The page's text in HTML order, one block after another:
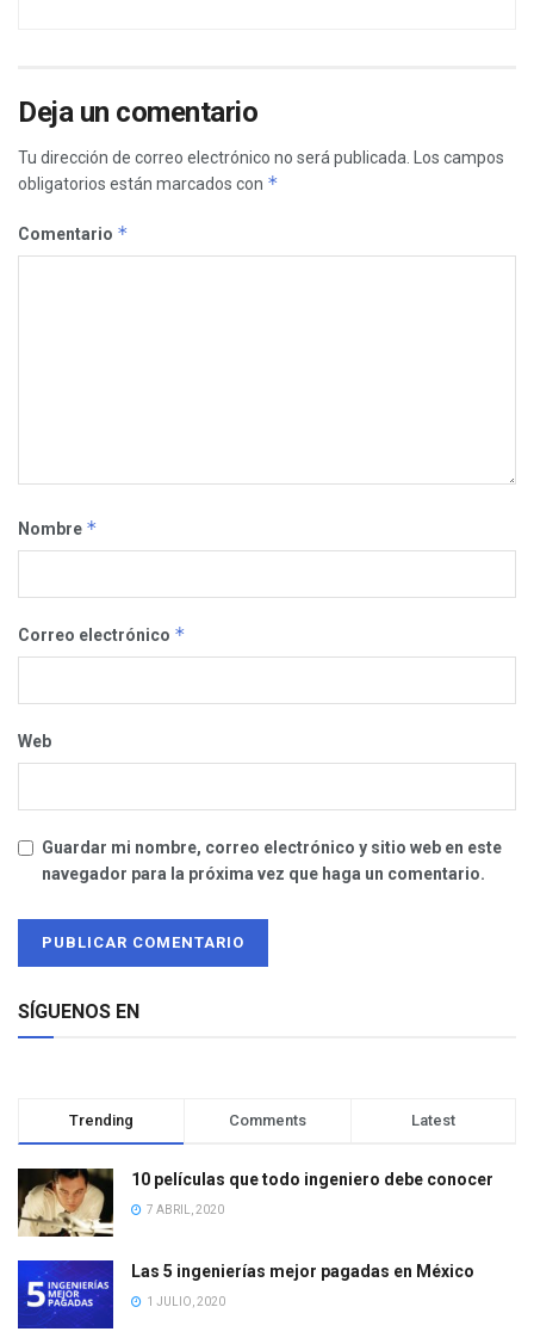
Deja un comentario
Tu dirección de correo electrónico no será publicada.
Los campos
obligatorios están marcados con *
Comentario *
Nombre *
Correo electrónico *
Web
Guardar mi nombre, correo electrónico y sitio web en este
navegador para la próxima vez que haga un comentario.
SÍGUENOS EN
Trending Comments Latest
10 películas que todo ingeniero debe conocer
7 ABRIL, 2020
Las 5 ingenierías mejor pagadas en México
1 JULIO, 2020